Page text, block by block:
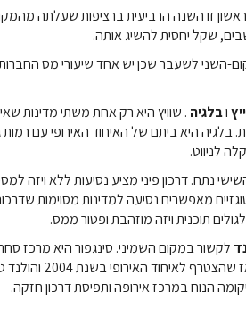
זו השנה הרביעית ברציפות שעלתה
שקל יחסית להשיג אותה.
השני לשעבר שכן יש אחד שיעורי מס החברות
ובלגיה . שוויץ היא רק אחת משתי מדינות
בלגיה היא ביתם של האיחוד האירופי עם
לניווט.
נתח. דרכון פיני מציע נסיעות ללא ויזה
מאפשרים נסיעה למדינות מסוימות
תוכנית ויזה מוזהבת ופטור ממס.
לקשור במקום השמיני. סינגפור היא מרכז
לגולים. דרכון
הנוח במרכז אירופה ותפיסת דרכון חזקה.